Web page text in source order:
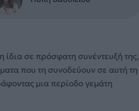
σε πρόσφατη συνέντευξή της,
που τη συνοδεύουν σε αυτή τη
μια περίοδο γεμάτη